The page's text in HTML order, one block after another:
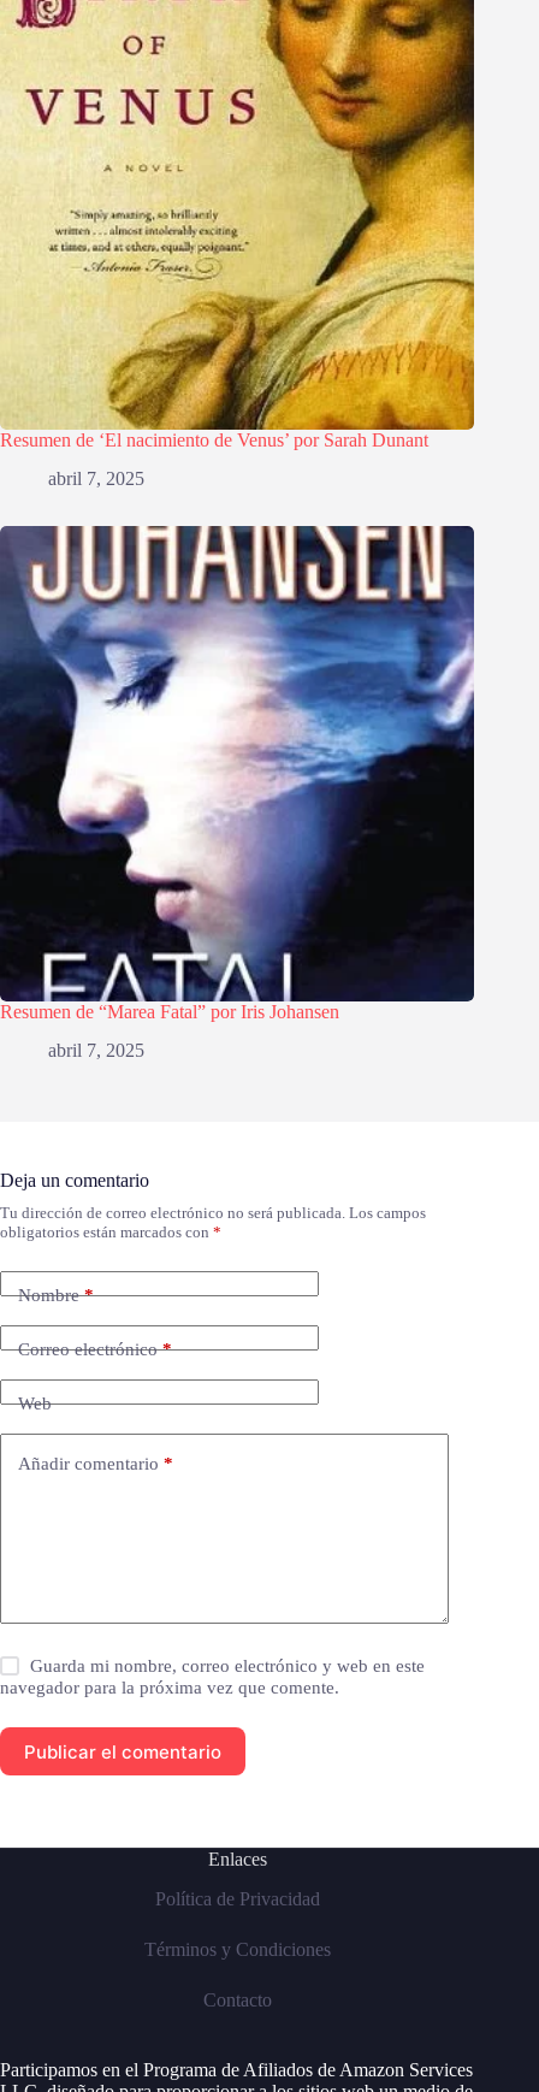
Resumen de ‘El nacimiento de Venus’ por Sarah Dunant
abril 7, 2025
Resumen de “Marea Fatal” por Iris Johansen
abril 7, 2025
Deja un comentario
Tu dirección de correo electrónico no será publicada. Los campos
obligatorios están marcados con *
Nombre*
Correo electrónico*
Web
Añadir comentario *
Guarda mi nombre, correo electrónico y web en este
navegador para la próxima vez que comente.
Publicar el comentario
Enlaces
Política de Privacidad
Términos y Condiciones
Contacto
Participamos en el Programa de Afiliados de Amazon Services